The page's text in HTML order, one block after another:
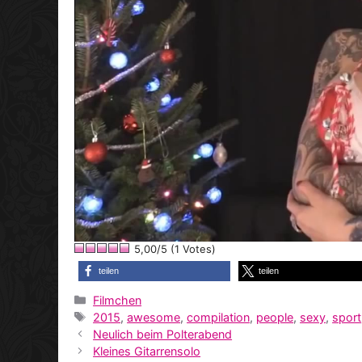
5,00/5 (1 Votes)
teilen teilen
Kategorien
Filmchen
Schlagwörter
2015,awesome,compilation, people, sexy, sport
Neulich beim Polterabend
Kleines Gitarrensolo